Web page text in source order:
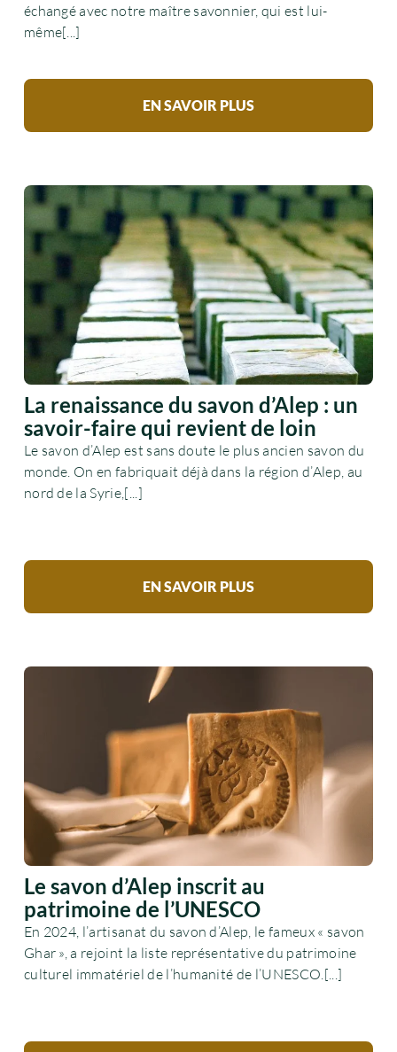
échangé avec notre maître savonnier, qui est lui-
même[...]
EN SAVOIR PLUS
La renaissance du savon d’Alep : un
savoir-faire qui revient de loin
Le savon d’Alep est sans doute le plus ancien savon du
monde. On en fabriquait déjà dans la région d’Alep, au
nord de la Syrie,[...]
EN SAVOIR PLUS
Le savon d’Alep inscrit au
patrimoine de l’UNESCO
En 2024, l’artisanat du savon d’Alep, le fameux « savon
Ghar », a rejoint la liste représentative du patrimoine
culturel immatériel de l’humanité de l’UNESCO.[...]